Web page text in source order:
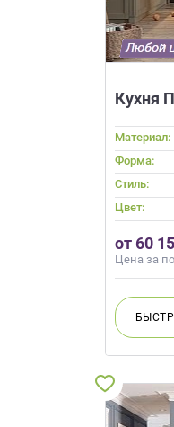
Кухня
Материал:
Форма:
Стиль:
Цвет:
от 60
Цена за